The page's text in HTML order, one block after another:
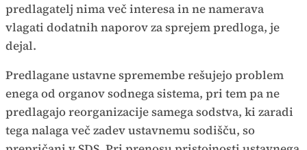
predlagatelj nima več interesa in ne namerava
vlagati dodatnih naporov za sprejem predloga, je
dejal.
Predlagane ustavne spremembe rešujejo problem
enega od organov sodnega sistema, pri tem pa ne
predlagajo reorganizacije samega sodstva, ki zaradi
tega nalaga več zadev ustavnemu sodišču, so